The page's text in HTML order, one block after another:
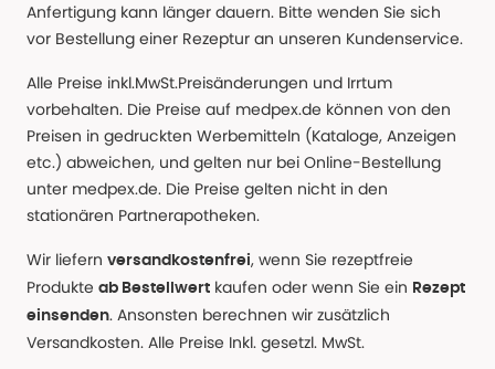
Anfertigung kann länger dauern. Bitte wenden Sie sich
vor Bestellung einer Rezeptur an unseren Kundenservice.
Alle Preise inkl.MwSt.Preisänderungen und Irrtum
vorbehalten. Die Preise auf medpex.de können von den
Preisen in gedruckten Werbemitteln (Kataloge, Anzeigen
etc.) abweichen, und gelten nur bei Online-Bestellung
unter medpex.de. Die Preise gelten nicht in den
stationären Partnerapotheken.
Wir liefern versandkostenfrei, wenn Sie rezeptfreie
Produkte ab Bestellwert kaufen oder wenn Sie ein Rezept
einsenden. Ansonsten berechnen wir zusätzlich
Versandkosten. Alle Preise Inkl. gesetzl. MwSt.